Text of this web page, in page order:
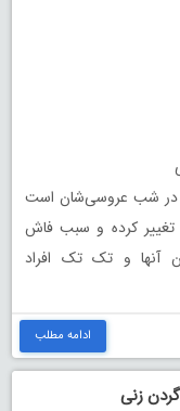
در شب عروسی‌شان است
تغییر کرده و سبب فاش
آنها و تک تک افراد
ادامه مطلب